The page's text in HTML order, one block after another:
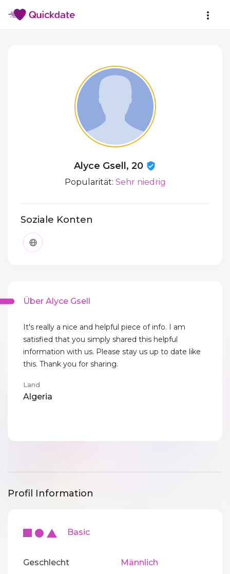
Alyce Gsell, 20
Popularität: Sehr niedrig
Soziale Konten
Über Alyce Gsell
It's really a nice and helpful piece of info. I am
satisfied that you simply shared this helpful
information with us. Please stay us up to date like
this. Thank you for sharing.
Land
Algeria
Profil Information
Basic
Geschlecht
Männlich